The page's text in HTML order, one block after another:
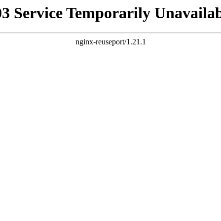
Service Temporarily
nginx-reuseport/1.21.1